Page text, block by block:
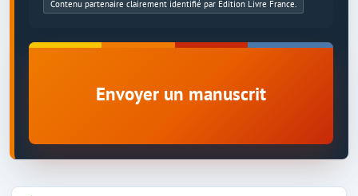
Contenu partenaire clairement identifié par Édition Livre France.
Envoyer un manuscrit